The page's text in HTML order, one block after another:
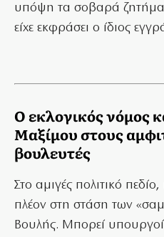
υπόψη τα σοβαρά
είχε εκφράσει ο ίδιος
Ο εκλογικός νόμος
Μαξίμου στους
βουλευτές
Στο αμιγές πολιτικό
πλέον στη στάση των
Βουλής. Μπορεί υπουργοί